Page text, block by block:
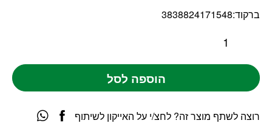
ברקוד:3838824171548
הוספה לסל
רוצה לשתף מוצר זה? לחצ/י על האייקון לשיתוף